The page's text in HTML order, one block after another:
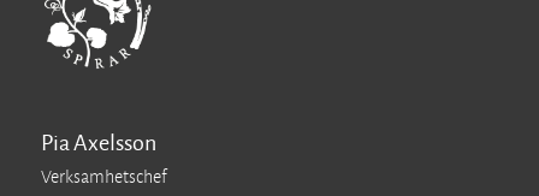
Pia Axelsson
Verksamhetschef